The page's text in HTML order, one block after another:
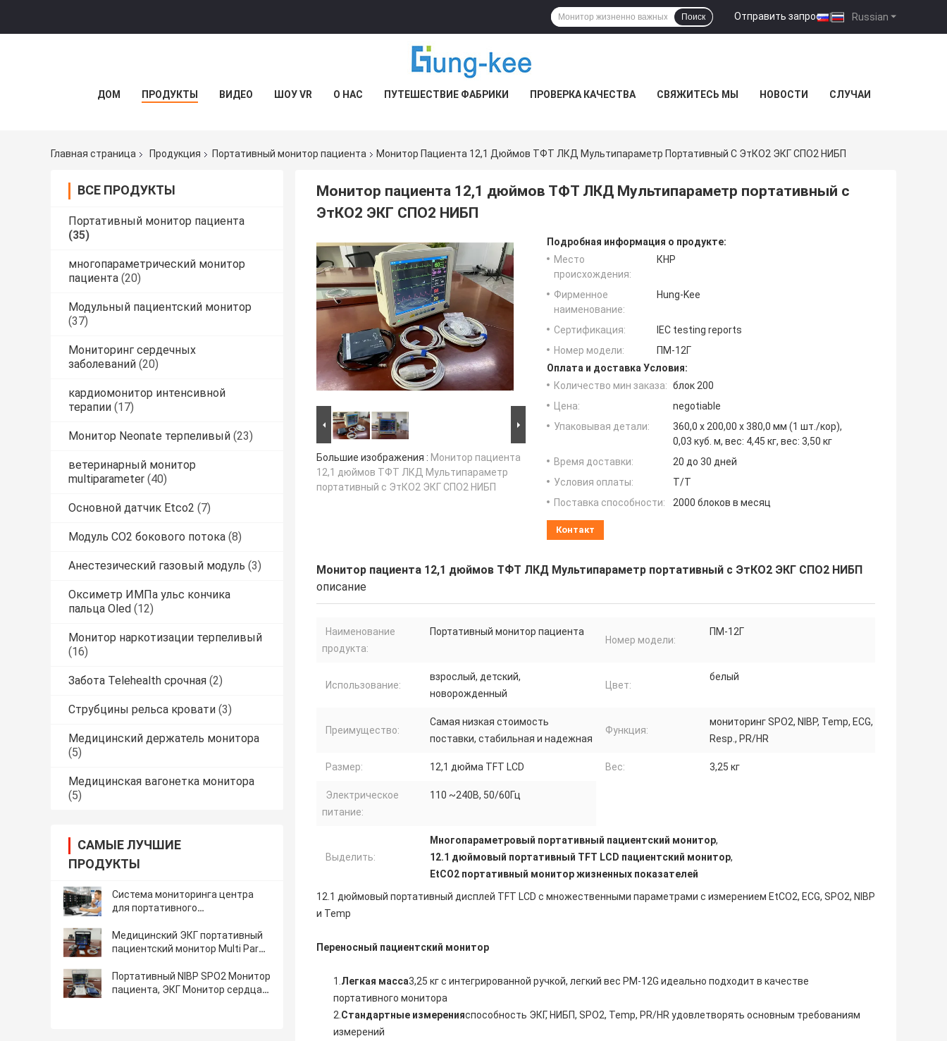
Russian
Отправить запрос |
Поиск
ДОМ ПРОДУКТЫ ВИДЕО ШОУ VR О НАС ПУТЕШЕСТВИЕ ФАБРИКИ ПРОВЕРКА КАЧЕСТВА СВЯЖИТЕСЬ МЫ НОВОСТИ СЛУЧАИ
Главная страница Продукция Портативный монитор пациента Монитор Пациента 12,1 Дюймов ТФТ ЛКД Мультипараметр Портативный С ЭтКО2 ЭКГ СПО2 НИБП
ВСЕ ПРОДУКТЫ
Портативный монитор пациента
(35)
многопараметрический монитор
пациента (20)
Модульный пациентский монитор
(37)
Мониторинг сердечных
заболеваний (20)
кардиомонитор интенсивной
терапии (17)
Монитор Neonate терпеливый (23)
ветеринарный монитор
multiparameter (40)
Основной датчик Etco2 (7)
Модуль CO2 бокового потока (8)
Анестезический газовый модуль (3)
Оксиметр ИМПа ульс кончика
пальца Oled (12)
Монитор наркотизации терпеливый
(16)
Забота Telehealth срочная (2)
Струбцины рельса кровати (3)
Медицинский держатель монитора
(5)
Медицинская вагонетка монитора
(5)
САМЫЕ ЛУЧШИЕ
ПРОДУКТЫ
Система мониторинга центра
для портативного
пациентского монитора,
кардиомонитора
Медицинский ЭКГ портативный
пациентский монитор Multi Para
новорожденных
Портативный NIBP SPO2 Монитор
пациента, ЭКГ Монитор сердца
Монитор пациента 12,1 дюймов ТФТ ЛКД Мультипараметр портативный с
ЭтКО2 ЭКГ СПО2 НИБП
Большие изображения : Монитор пациента
12,1 дюймов ТФТ ЛКД Мультипараметр
портативный с ЭтКО2 ЭКГ СПО2 НИБП
Подробная информация о продукте:
Место
происхождения:
КНР
Фирменное
наименование:
Hung-Kee
Сертификация:
IEC testing reports
Номер модели:
ПМ-12Г
Оплата и доставка Условия:
Количество мин заказа: блок 200
Цена:
negotiable
Упаковывая детали:
360,0 x 200,00 x 380,0 мм (1 шт./кор),
0,03 куб. м, вес: 4,45 кг, вес: 3,50 кг
Время доставки:
20 до 30 дней
Условия оплаты:
T/T
Поставка способности:
2000 блоков в месяц
Контакт
Монитор пациента 12,1 дюймов ТФТ ЛКД Мультипараметр портативный с ЭтКО2 ЭКГ СПО2 НИБП
описание
Наименование
продукта:
Портативный монитор пациента
Номер модели:
ПМ-12Г
Использование:
взрослый, детский,
новорожденный
Цвет:
белый
Преимущество:
Самая низкая стоимость
поставки, стабильная и надежная
Функция:
мониторинг SPO2, NIBP, Temp, ECG,
Resp., PR/HR
Размер: 12,1 дюйма TFT LCD Вес: 3,25 кг
Электрическое
питание:
110 ~240В, 50/60Гц
Выделить:
Многопараметровый портативный пациентский монитор,
12.1 дюймовый портативный TFT LCD пациентский монитор,
EtCO2 портативный монитор жизненных показателей
12.1 дюймовый портативный дисплей TFT LCD с множественными параметрами с измерением EtCO2, ECG, SPO2, NIBP
и Temp
Переносный пациентский монитор
1.Легкая масса3,25 кг с интегрированной ручкой, легкий вес PM-12G идеально подходит в качестве
портативного монитора
2.Стандартные измеренияспособность ЭКГ, НИБП, SPO2, Temp, PR/HR удовлетворять основным требованиям
измерений